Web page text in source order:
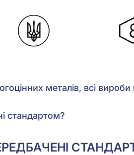
металів, всі
стандартом?